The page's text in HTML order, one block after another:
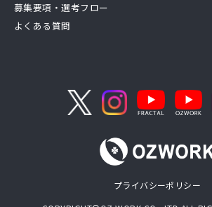
募集要項・選考フロー
よくある質問
プライバシーポリシー